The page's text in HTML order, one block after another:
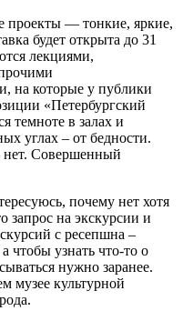
проекты — тонкие, яркие,
будет открыта до 31
лекциями,
на которые у публики
«Петербургский
темноте в залах и
углах – от бедности.
нет. Совершенный
почему нет хотя
запрос на экскурсии и
с ресепшна –
чтобы узнать что-то о
нужно заранее.
музее культурной